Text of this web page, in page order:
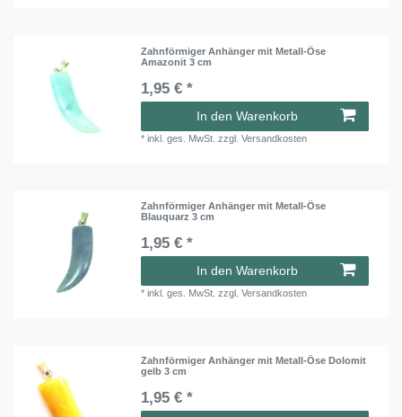
Zahnförmiger Anhänger mit Metall-Öse
Amazonit 3 cm
1,95 € *
In den Warenkorb
*inkl. ges. MwSt. zzgl.Versandkosten
Zahnförmiger Anhänger mit Metall-Öse
Blauquarz 3 cm
1,95 € *
In den Warenkorb
*inkl. ges. MwSt. zzgl.Versandkosten
Zahnförmiger Anhänger mit Metall-Öse Dolomit
gelb 3 cm
1,95 € *